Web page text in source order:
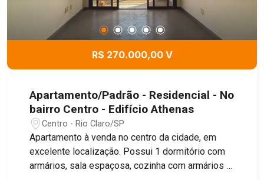
R$ 270.000,00 V
Apartamento/Padrão - Residencial - No
bairro Centro - Edifício Athenas
Centro - Rio Claro/SP
Apartamento à venda no centro da cidade, em
excelente localização. Possui 1 dormitório com
armários, sala espaçosa, cozinha com armários e